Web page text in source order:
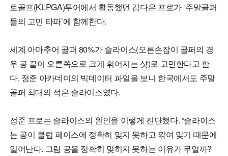
로골프(KLPGA)투어에서 활동했던 김다은 프로가 ‘주말골퍼
들의 고민 타파’에 함께한다.
세계 아마추어 골퍼 80%가 슬라이스(오른손잡이 골퍼의 경
우 공 끝이 오른쪽으로 크게 휘어지는 샷)로 고민한다고 한
다. 정준 아카데미의 빅데이터 파일을 보니 한국에서도 주말
골퍼 최대의 적은 슬라이스였다.
정준 프로는 슬라이스의 원인을 이렇게 진단했다. “슬라이스
는 공이 클럽 페이스에 정확히 맞지 못하고 깎여 맞기 때문에
일어난다. 그럼 공을 정확히 맞히지 못하는 이유가 무얼까?